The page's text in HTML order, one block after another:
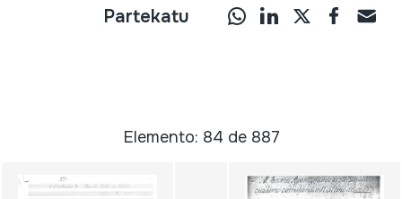
Partekatu
Elemento: 84 de 887